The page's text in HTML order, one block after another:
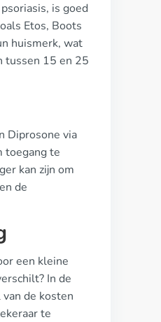
is goed
Etos, Boots
huismerk, wat
tussen 15 en 25
Diprosone via
toegang te
kan zijn om
de
een kleine
In de
de kosten
te